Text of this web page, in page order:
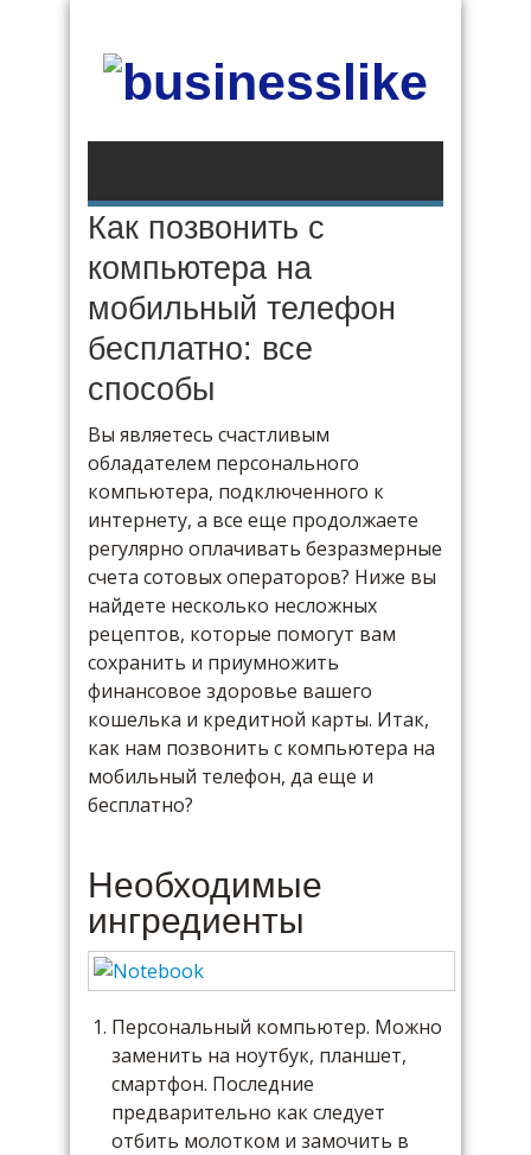
Как позвонить с
компьютера на
мобильный телефон
бесплатно: все
способы
Вы являетесь счастливым
обладателем персонального
компьютера, подключенного к
интернету, а все еще продолжаете
регулярно оплачивать безразмерные
счета сотовых операторов? Ниже вы
найдете несколько несложных
рецептов, которые помогут вам
сохранить и приумножить
финансовое здоровье вашего
кошелька и кредитной карты. Итак,
как нам позвонить с компьютера на
мобильный телефон, да еще и
бесплатно?
Необходимые
ингредиенты
Персональный компьютер. Можно
заменить на ноутбук, планшет,
смартфон. Последние
предварительно как следует
отбить молотком и замочить в